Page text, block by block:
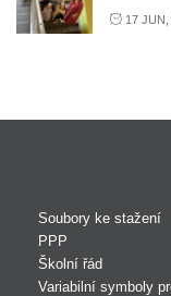
17
Soubory ke stažení
PPP
Školní řád
Variabilní symboly